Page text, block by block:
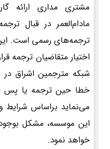
مشتری مداری ارائه
مادام‌العمر در قبال
ترجمه‌های رسمی است.
اختیار متقاضیان ترجمه
شبکه مترجمین اشراق
خطا حین ترجمه یا پس
می‌نماید براساس
این موسسه، مشکل
خواهد نمود.